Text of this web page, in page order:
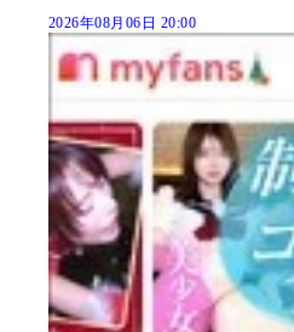
2026年08月06日 20:00